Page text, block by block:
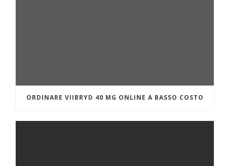
ORDINARE VIIBRYD 40 MG ONLINE A BASSO COSTO